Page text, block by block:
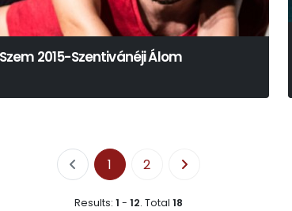
Szem 2015-Szentivánéji Álom
1 2
Results: 1 - 12. Total 18